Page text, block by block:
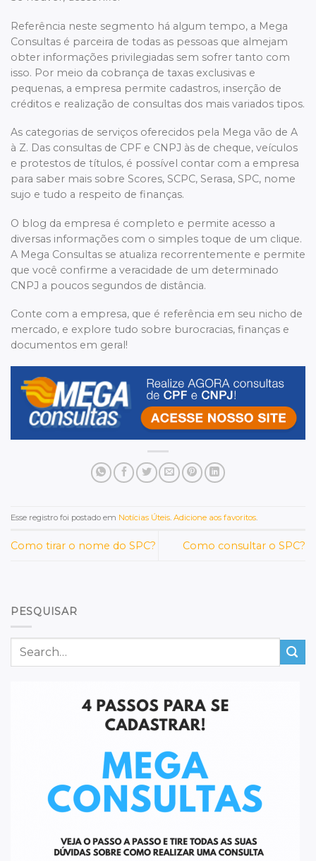
Referência neste segmento há algum tempo, a Mega
Consultas é parceira de todas as pessoas que almejam
obter informações privilegiadas sem sofrer tanto com
isso. Por meio da cobrança de taxas exclusivas e
pequenas, a empresa permite cadastros, inserção de
créditos e realização de consultas dos mais variados tipos.
As categorias de serviços oferecidos pela Mega vão de A
à Z. Das consultas de CPF e CNPJ às de cheque, veículos
e protestos de títulos, é possível contar com a empresa
para saber mais sobre Scores, SCPC, Serasa, SPC, nome
sujo e tudo a respeito de finanças.
O blog da empresa é completo e permite acesso a
diversas informações com o simples toque de um clique.
A Mega Consultas se atualiza recorrentemente e permite
que você confirme a veracidade de um determinado
CNPJ a poucos segundos de distância.
Conte com a empresa, que é referência em seu nicho de
mercado, e explore tudo sobre burocracias, finanças e
documentos em geral!
Esse registro foi postado em Notícias Úteis. Adicione aos favoritos.
Como tirar o nome do SPC? Como consultar o SPC?
PESQUISAR